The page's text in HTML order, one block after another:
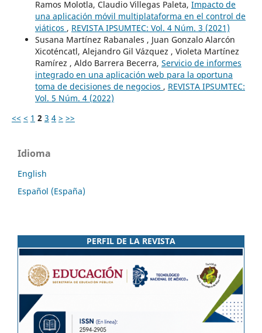
Ramos Molotla, Claudio Villegas Paleta, Impacto de
una aplicación móvil multiplataforma en el control de
viáticos , REVISTA IPSUMTEC: Vol. 4 Núm. 3 (2021)
Susana Martínez Rabanales , Juan Gonzalo Alarcón
Xicoténcatl, Alejandro Gil Vázquez , Violeta Martínez
Ramírez , Aldo Barrera Becerra, Servicio de informes
integrado en una aplicación web para la oportuna
toma de decisiones de negocios , REVISTA IPSUMTEC:
Vol. 5 Núm. 4 (2022)
<< < 1 2 3 4 > >>
Idioma
English
Español (España)
PERFIL DE LA REVISTA